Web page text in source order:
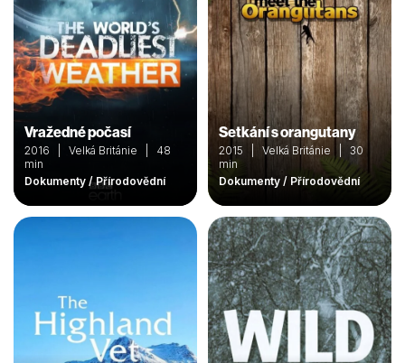
Vražedné počasí
2016 | Velká Británie | 48
min
Dokumenty / Přírodovědní
Setkání s orangutany
2015 | Velká Británie | 30
min
Dokumenty / Přírodovědní